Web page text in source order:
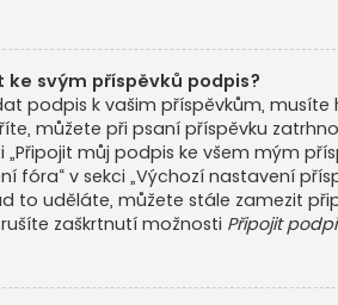
ke svým příspěvků podpis?
podpis k vašim příspěvkům, musíte
můžete při psaní příspěvku
můj podpis ke všem mým
fóra“ v sekci „Výchozí nastavení
to uděláte, můžete stále zamezit
zaškrtnutí možnosti Připojit